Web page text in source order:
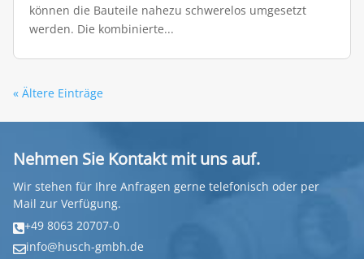
können die Bauteile nahezu schwerelos umgesetzt
werden. Die kombinierte...
« Ältere Einträge
Nehmen Sie Kontakt mit uns auf.
Wir stehen für Ihre Anfragen gerne telefonisch oder per
Mail zur Verfügung.
+49 8063 20707-0
info@husch-gmbh.de